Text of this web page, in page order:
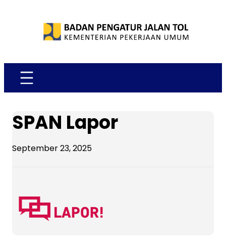
SPAN Lapor
September 23, 2025